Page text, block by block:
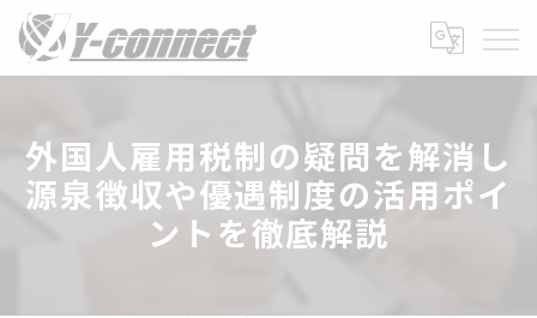
外国人雇用税制の疑問を解消し
源泉徴収や優遇制度の活用ポイ
ントを徹底解説